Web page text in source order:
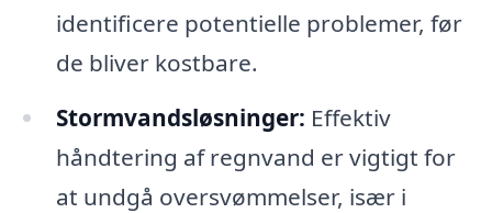
identificere potentielle problemer, før
de bliver kostbare.
Stormvandsløsninger: Effektiv
håndtering af regnvand er vigtigt for
at undgå oversvømmelser, især i